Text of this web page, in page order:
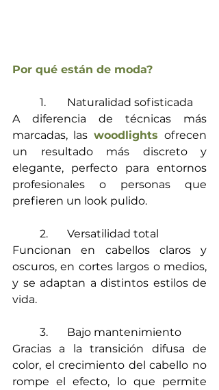
Por qué están de moda?
	1.	Naturalidad sofisticada
A diferencia de técnicas más
marcadas, las woodlights ofrecen
un resultado más discreto y
elegante, perfecto para entornos
profesionales o personas que
prefieren un look pulido.
	2.	Versatilidad total
Funcionan en cabellos claros y
oscuros, en cortes largos o medios,
y se adaptan a distintos estilos de
vida.
	3.	Bajo mantenimiento
Gracias a la transición difusa de
color, el crecimiento del cabello no
rompe el efecto, lo que permite